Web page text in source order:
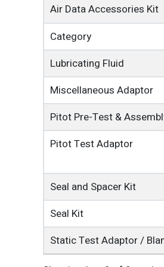
Air Data Accessories Kit
Category
Lubricating Fluid
Miscellaneous Adaptor
Pitot Pre-Test &
Pitot Test Adaptor
Seal and Spacer Kit
Seal Kit
Static Test Adaptor /